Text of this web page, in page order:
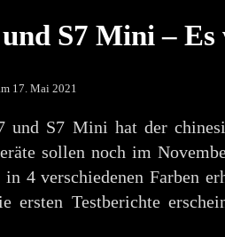
und S7 Mini –
17. Mai 2021
und S7 Mini hat der
sollen noch im
in 4 verschiedenen Farben
ersten Testberichte